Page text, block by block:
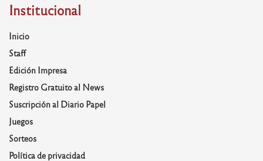
Institucional
Inicio
Staff
Edición Impresa
Registro Gratuito al News
Suscripción al Diario Papel
Juegos
Sorteos
Política de privacidad